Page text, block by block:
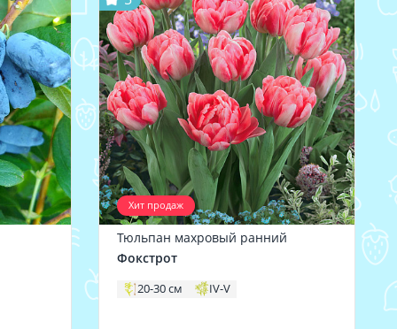
Хит продаж
Тюльпан махровый ранний
Фокстрот
20-30 см IV-V